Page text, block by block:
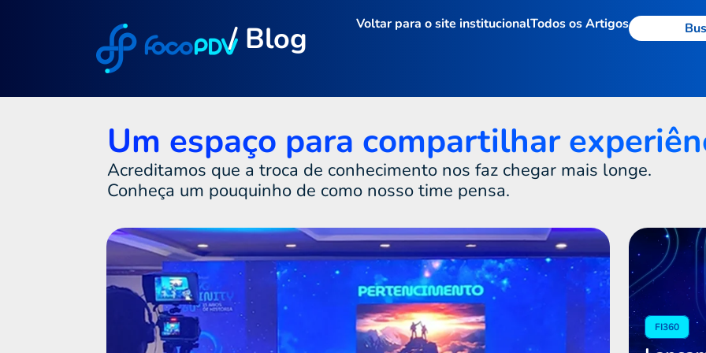
/ Blog Voltar para o site institucionalTodos os Artigos
Um espaço para compartilhar
Acreditamos que a troca de conhecimento nos faz chegar mais longe.
Conheça um pouquinho de como nosso time pensa.
FI360